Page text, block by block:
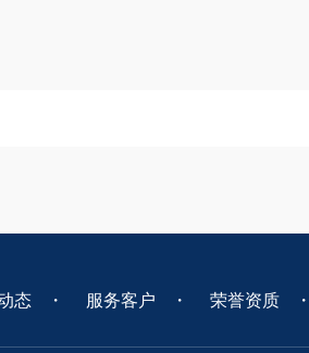
态 ・ 服务客户 ・ 荣誉资质 ・